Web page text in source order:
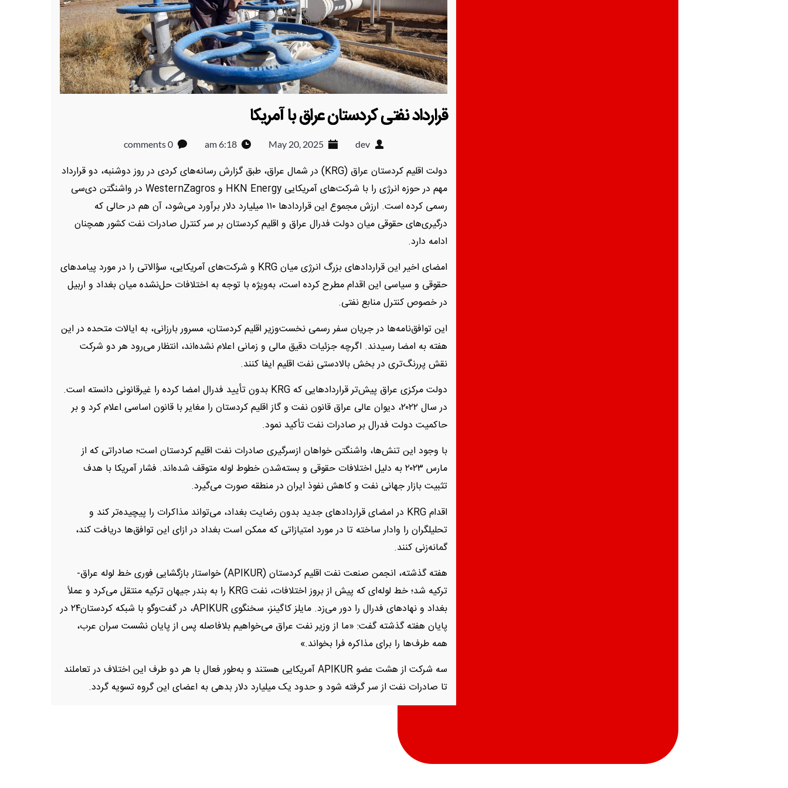
قرارداد نفتی کردستان عراق با آمریکا
dev
May 20, 2025
6:18 am
0 comments
دولت اقلیم کردستان عراق (KRG) در شمال عراق، طبق گزارش رسانه‌های کردی در روز دوشنبه، دو قرارداد
مهم در حوزه انرژی را با شرکت‌های آمریکایی HKN Energy و WesternZagros در واشنگتن دی‌سی
رسمی کرده است. ارزش مجموع این قراردادها ۱۱۰ میلیارد دلار برآورد می‌شود، آن هم در حالی که
درگیری‌های حقوقی میان دولت فدرال عراق و اقلیم کردستان بر سر کنترل صادرات نفت کشور همچنان
ادامه دارد.
امضای اخیر این قراردادهای بزرگ انرژی میان KRG و شرکت‌های آمریکایی، سؤالاتی را در مورد پیامدهای
حقوقی و سیاسی این اقدام مطرح کرده است، به‌ویژه با توجه به اختلافات حل‌نشده میان بغداد و اربیل
در خصوص کنترل منابع نفتی.
این توافق‌نامه‌ها در جریان سفر رسمی نخست‌وزیر اقلیم کردستان، مسرور بارزانی، به ایالات متحده در این
هفته به امضا رسیدند. اگرچه جزئیات دقیق مالی و زمانی اعلام نشده‌اند، انتظار می‌رود هر دو شرکت
نقش پررنگ‌تری در بخش بالادستی نفت اقلیم ایفا کنند.
دولت مرکزی عراق پیش‌تر قراردادهایی که KRG بدون تأیید فدرال امضا کرده را غیرقانونی دانسته است.
در سال ۲۰۲۲، دیوان عالی عراق قانون نفت و گاز اقلیم کردستان را مغایر با قانون اساسی اعلام کرد و بر
حاکمیت دولت فدرال بر صادرات نفت تأکید نمود.
با وجود این تنش‌ها، واشنگتن خواهان ازسرگیری صادرات نفت اقلیم کردستان است؛ صادراتی که از
مارس ۲۰۲۳ به دلیل اختلافات حقوقی و بسته‌شدن خطوط لوله متوقف شده‌اند. فشار آمریکا با هدف
تثبیت بازار جهانی نفت و کاهش نفوذ ایران در منطقه صورت می‌گیرد.
اقدام KRG در امضای قراردادهای جدید بدون رضایت بغداد، می‌تواند مذاکرات را پیچیده‌تر کند و
تحلیلگران را وادار ساخته تا در مورد امتیازاتی که ممکن است بغداد در ازای این توافق‌ها دریافت کند،
گمانه‌زنی کنند.
هفته گذشته، انجمن صنعت نفت اقلیم کردستان (APIKUR) خواستار بازگشایی فوری خط لوله عراق-
ترکیه شد؛ خط لوله‌ای که پیش از بروز اختلافات، نفت KRG را به بندر جیهان ترکیه منتقل می‌کرد و عملاً
بغداد و نهادهای فدرال را دور می‌زد. مایلز کاگینز، سخنگوی APIKUR، در گفت‌وگو با شبکه کردستان۲۴ در
پایان هفته گذشته گفت: «ما از وزیر نفت عراق می‌خواهیم بلافاصله پس از پایان نشست سران عرب،
همه طرف‌ها را برای مذاکره فرا بخواند.»
سه شرکت از هشت عضو APIKUR آمریکایی هستند و به‌طور فعال با هر دو طرف این اختلاف در تعاملند
تا صادرات نفت از سر گرفته شود و حدود یک میلیارد دلار بدهی به اعضای این گروه تسویه گردد.